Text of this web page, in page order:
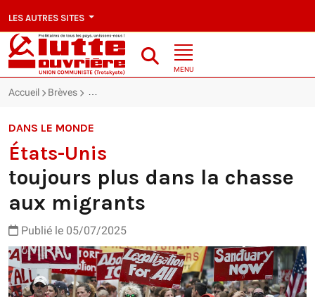
LES AUTRES SITES
MENU
Accueil Brèves États-Unis : toujours plus dans la chasse aux
DANS LE MONDE
États-Unis
toujours plus dans la chasse
aux migrants
Publié le 05/07/2025